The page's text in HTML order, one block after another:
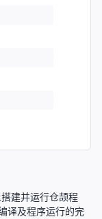
建并运行仓颉程
译及程序运行的完